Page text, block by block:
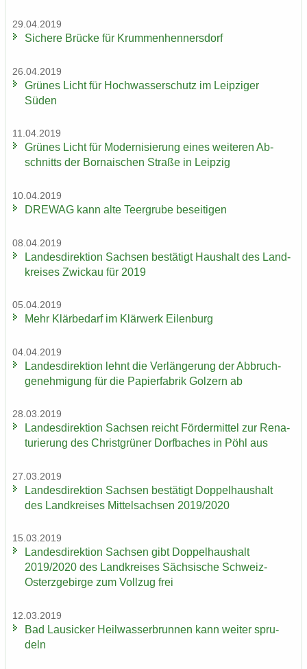
29.04.2019
Si­che­re Brü­cke für Krum­men­hen­ners­dorf
26.04.2019
Grü­nes Licht für Hoch­was­ser­schutz im Leip­zi­ger
Süden
11.04.2019
Grü­nes Licht für Mo­der­ni­sie­rung eines wei­te­ren Ab­
schnitts der Bor­na­i­schen Stra­ße in Leip­zig
10.04.2019
DRE­WAG kann alte Teergru­be be­sei­ti­gen
08.04.2019
Lan­des­di­rek­ti­on Sach­sen be­stä­tigt Haus­halt des Land­
krei­ses Zwi­ckau für 2019
05.04.2019
Mehr Klär­be­darf im Klär­werk Ei­len­burg
04.04.2019
Lan­des­di­rek­ti­on lehnt die Ver­län­ge­rung der Ab­bruch­
ge­neh­mi­gung für die Pa­pier­fa­brik Golz­ern ab
28.03.2019
Lan­des­di­rek­ti­on Sach­sen reicht För­der­mit­tel zur Re­na­
tu­rie­rung des Christ­grü­ner Dorf­ba­ches in Pöhl aus
27.03.2019
Lan­des­di­rek­ti­on Sach­sen be­stä­tigt Dop­pel­haus­halt
des Land­krei­ses Mit­tel­sach­sen 2019/2020
15.03.2019
Lan­des­di­rek­ti­on Sach­sen gibt Dop­pel­haus­halt
2019/2020 des Land­krei­ses Säch­si­sche Schweiz-​
Osterzgebirge zum Voll­zug frei
12.03.2019
Bad Lau­si­cker Heil­was­ser­brun­nen kann wei­ter spru­
deln